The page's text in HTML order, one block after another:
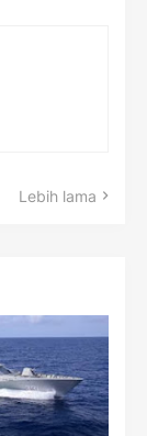
Lebih lama